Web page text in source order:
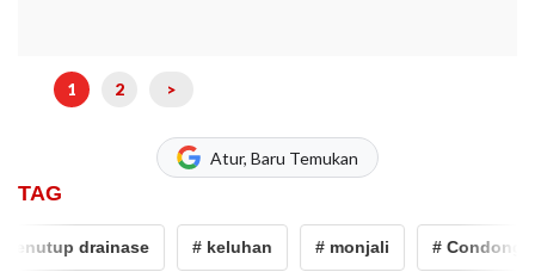
1 2 >
Atur, Baru Temukan
TAG
drainase # keluhan # monjali # Condongcatur